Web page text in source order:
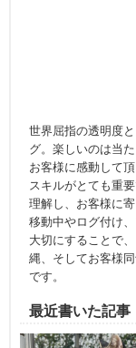
世界屈指の透明度
グ。楽しいのは当た
お客様に感動して
スキルがとても重
理解し、お客様に
移動中やログ付け
大切にすることで
縄、そしてお客様
です。
最近書いた記事